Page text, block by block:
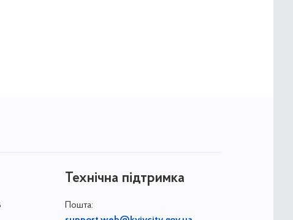
Технічна підтримка
Пошта: